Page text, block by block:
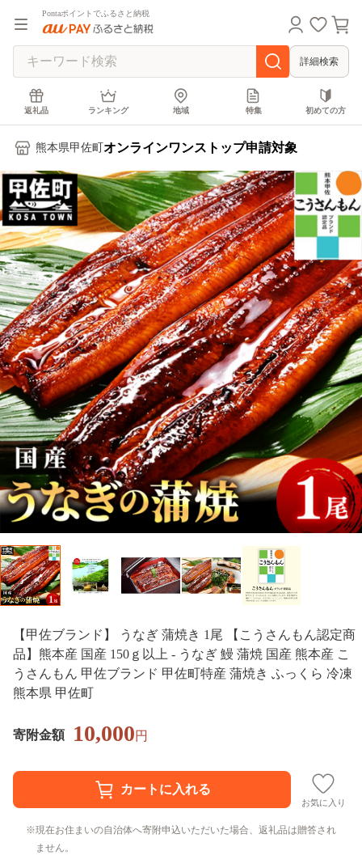
Pontaポイントでふるさと納税
詳細検索
返礼品 ランキング 地域 特集 初めての方
熊本県甲佐町 オンラインワンストップ申請対象
【甲佐ブランド】 うなぎ 蒲焼き 1尾 【こうさんもん認定商
品】熊本産 国産 150ｇ以上 - うなぎ 鰻 蒲焼 国産 熊本産 こ
うさんもん 甲佐ブランド 甲佐町特産 蒲焼き ふっくら 冷凍
熊本県 甲佐町
寄附金額 10,000円
お気に入り
現在お住まいの自治体へ寄附申込いただいた場合、返礼品は贈答され
ません。